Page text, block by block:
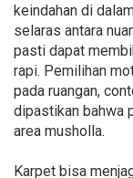
keindahan di
selaras antara
pasti dapat
rapi. Pemilihan
pada ruangan,
dipastikan bahwa
area musholla.
Karpet bisa